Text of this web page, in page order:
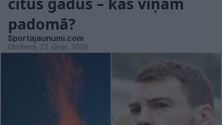
padomā?
Sportajaunumi.com
Otrdiena, 23. jūnijs, 2026